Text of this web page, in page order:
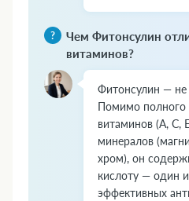
Чем Фитонсулин
витаминов?
Фитонсулин —
Помимо полного
витаминов (А, С,
минералов
хром), он
кислоту — один
эффективных